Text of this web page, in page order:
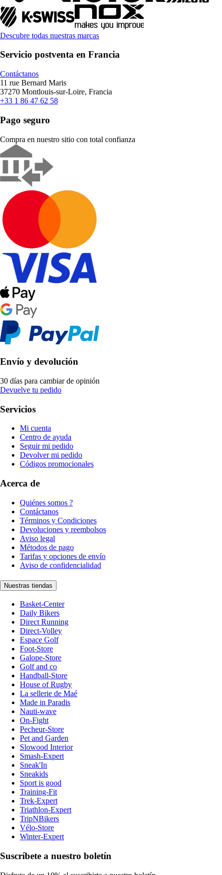
Descubre todas nuestras marcas
Servicio postventa en Francia
Contáctanos
11 rue Bernard Maris
37270 Montlouis-sur-Loire, Francia
+33 1 86 47 62 58
Pago seguro
Compra en nuestro sitio con total confianza
Envío y devolución
30 días para cambiar de opinión
Devuelve tu pedido
Servicios
Mi cuenta
Centro de ayuda
Seguir mi pedido
Devolver mi pedido
Códigos promocionales
Acerca de
Quiénes somos ?
Contáctanos
Términos y Condiciones
Devoluciones y reembolsos
Aviso legal
Métodos de pago
Tarifas y opciones de envío
Aviso de confidencialidad
Nuestras tiendas
Basket-Center
Daily Bikers
Direct Running
Direct-Volley
Espace Golf
Foot-Store
Galope-Store
Golf and co
Handball-Store
House of Rugby
La sellerie de Maé
Made in Paradis
Nauti-wave
On-Fight
Pecheur-Store
Pet and Garden
Slowood Interior
Smash-Expert
Sneak'In
Sneakids
Sport is good
Training-Fit
Trek-Expert
Triathlon-Expert
TripNBikers
Vélo-Store
Winter-Expert
Suscríbete a nuestro boletín